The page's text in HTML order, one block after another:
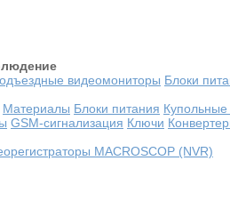
видеомониторы Блоки
Материалы Блоки питания
GSM-сигнализация Ключи
MACROSCOP (NVR)